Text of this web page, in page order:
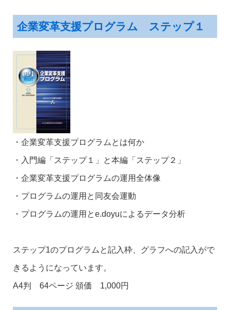
企業変革支援プログラム ステップ１
・企業変革支援プログラムとは何か
・入門編「ステップ１」と本編「ステップ２」
・企業変革支援プログラムの運用全体像
・プログラムの運用と同友会運動
・プログラムの運用とe.doyuによるデータ分析
ステップ1のプログラムと記入枠、グラフへの記入がで
きるようになっています。
A4判 64ページ 頒価 1,000円